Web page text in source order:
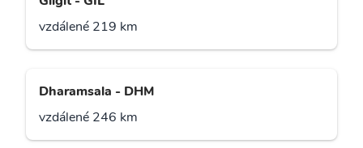
vzdálené 219 km
Dharamsala - DHM
vzdálené 246 km